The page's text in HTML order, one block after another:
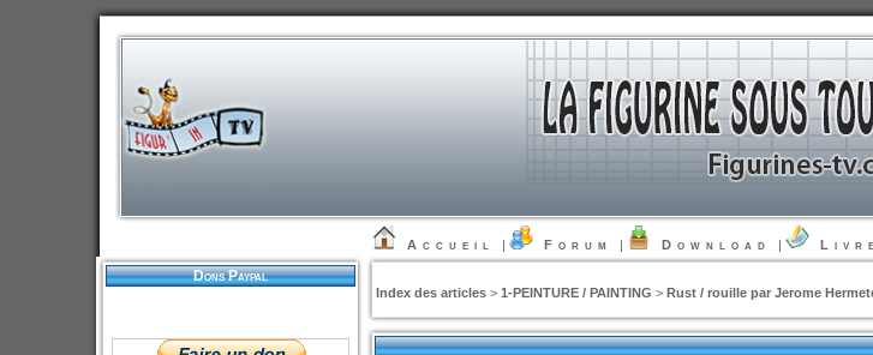
Accueil | Forum | Download |
Dons Paypal
Index des articles > 1-PEINTURE / PAINTING > Rust / rouille par Jerome